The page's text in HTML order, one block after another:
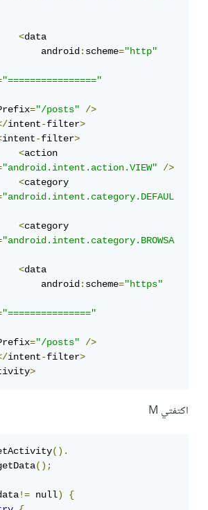
<data
                    android
:scheme="http"
="================"
="/posts"
/>
</intent-filter>
<intent-filter>
<action
="android.intent.action.VIEW"
/>
<category
="android.intent.category.DEFAUL
<category
="android.intent.category.BROWSA
<data
                    android
:scheme="https"
="==============="
="/posts"
/>
</intent-filter>
>
اكتفتي M
().
getData();
data!= null)
{